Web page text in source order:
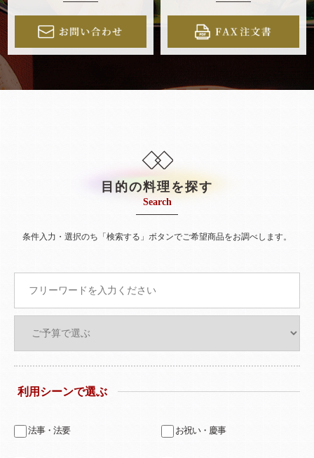
目的の料理を探す
Search
条件入力・選択のち「検索する」ボタンでご希望商品をお調べします。
利用シーンで選ぶ
法事・法要 お祝い・慶事